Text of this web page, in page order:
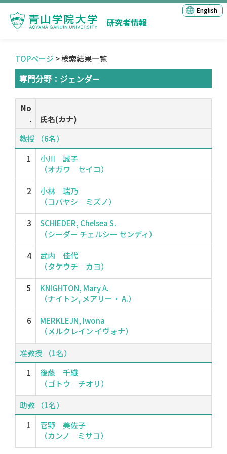
研究者情報
English
TOPページ > 検索結果一覧
専門分野：ジェンダー
No
.
氏名(カナ)
教授 （6名）
1
小川 誠子
（オガワ セイコ）
2
小林 瑞乃
（コバヤシ ミズノ）
3
SCHIEDER, Chelsea S.
（シーダー チェルシー センディ）
4
武内 佳代
（タケウチ カヨ）
5
KNIGHTON, Mary A.
（ナイトン, メアリー・ A.）
6
MERKLEJN, Iwona
（メルクレイン イヴォナ）
准教授 （1名）
1
後藤 千織
（ゴトウ チオリ）
助教 （1名）
1
菅野 美佐子
（カンノ ミサコ）